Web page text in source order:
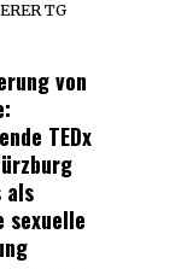
TG
von
TEDx
als
sexuelle